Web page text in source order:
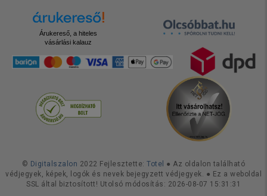
Árukereső, a hiteles
vásárlási kalauz
© Digitalszalon 2022 Fejlesztette:Totel ● Az oldalon található
védjegyek, képek, logók és nevek bejegyzett védjegyek. ● Ez a weboldal
SSL által biztosított! Utolsó módosítás: 2026-08-07 15:31:31